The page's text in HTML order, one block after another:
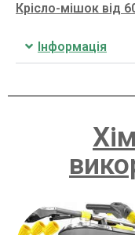
Крісло-мішок від
Інформація